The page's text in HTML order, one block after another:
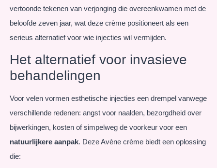
vertoonde tekenen van verjonging die overeenkwamen met de
beloofde zeven jaar, wat deze crème positioneert als een
serieus alternatief voor wie injecties wil vermijden.
Het alternatief voor invasieve
behandelingen
Voor velen vormen esthetische injecties een drempel vanwege
verschillende redenen: angst voor naalden, bezorgdheid over
bijwerkingen, kosten of simpelweg de voorkeur voor een
natuurlijkere aanpak. Deze Avène crème biedt een oplossing
die: